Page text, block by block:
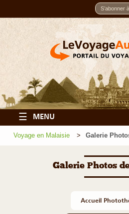
☰ MENU
Voyage en Malaisie Galerie
Galerie Photos
Accueil